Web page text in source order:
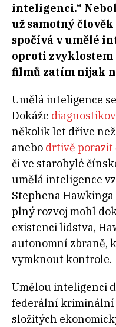
inteligenci.“
už samotný
spočívá v umělé
oproti
filmů zatím nijak
Umělá inteligence
Dokáže
několik let dříve
anebo drtivě porazit
či ve starobylé
umělá inteligence
Stephena
plný rozvoj mohl
existenci lidstva,
autonomní zbraně,
vymknout kontrole.
Umělou inteligenci
federální kriminální
složitých